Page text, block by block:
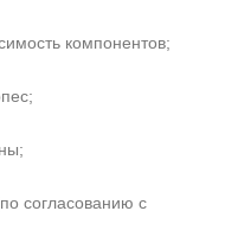
компонентов;
согласованию с